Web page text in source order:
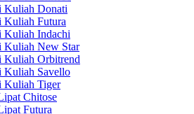
Kuliah Donati
Futura
Indachi
New Star
Orbitrend
Savello
Kuliah Tiger
Chitose
Futura